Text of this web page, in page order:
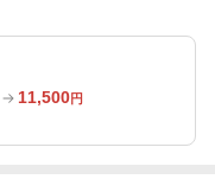
11,500円